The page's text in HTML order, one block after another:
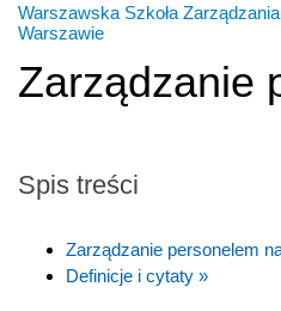
Warszawska Szkoła
Warszawie
Zarządzanie
Spis treści
Zarządzanie personelem
Definicje i cytaty »